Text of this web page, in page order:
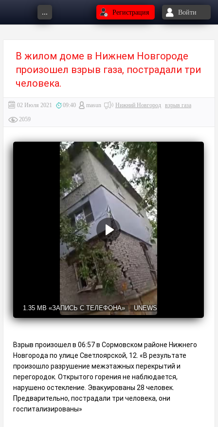
... Регистрация Войти
В жилом доме в Нижнем Новгороде
произошел взрыв газа, пострадали три
человека.
02 Июля 2021 09:40 masun Нижний Новгород взрыв газа
2059
1.35 MB «ЗАПИСЬ С ТЕЛЕФОНА» UNEWS
Взрыв произошел в 06:57 в Сормовском районе Нижнего
Новгорода по улице Светлоярской, 12. «В результате
произошло разрушение межэтажных перекрытий и
перегородок. Открытого горения не наблюдается,
нарушено остекление. Эвакуированы 28 человек.
Предварительно, пострадали три человека, они
госпитализированы»